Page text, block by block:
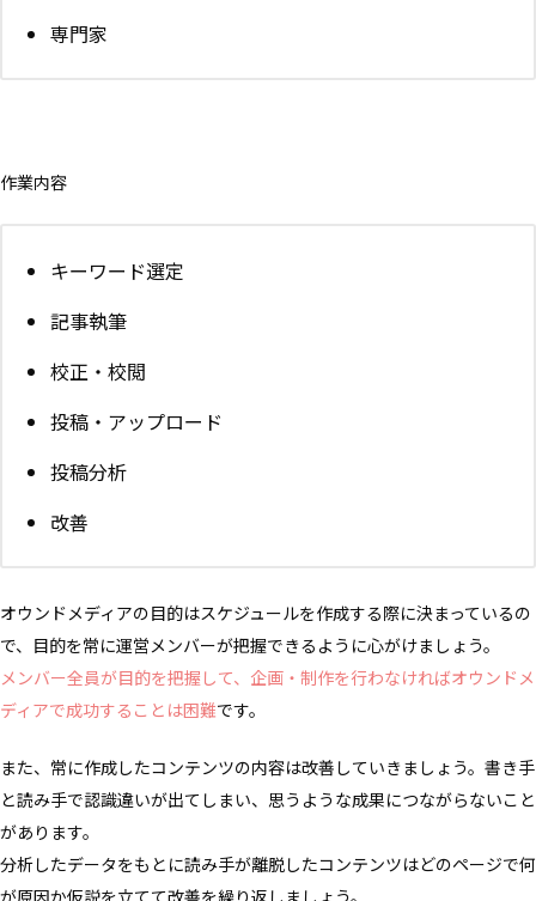
専門家
作業内容
キーワード選定
記事執筆
校正・校閲
投稿・アップロード
投稿分析
改善
オウンドメディアの目的はスケジュールを作成する際に決まっているの
で、目的を常に運営メンバーが把握できるように心がけましょう。
メンバー全員が目的を把握して、企画・制作を行わなければオウンドメ
ディアで成功することは困難です。
また、常に作成したコンテンツの内容は改善していきましょう。書き手
と読み手で認識違いが出てしまい、思うような成果につながらないこと
があります。
分析したデータをもとに読み手が離脱したコンテンツはどのページで何